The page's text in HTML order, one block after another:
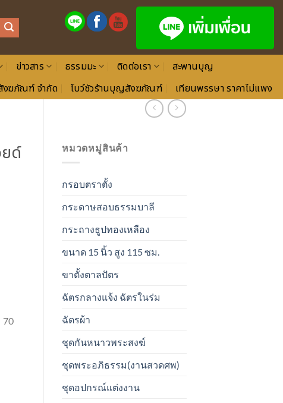
ข่าวสาร ธรรมมะ ติดต่อเรา
สะพานบุญ
งฆภัณฑ์ จำกัด โบว์ชัวร้านบุญสังฆภัณฑ์ เทียนพรรษา ราคาไม่แพง
หมวดหมู่สินค้า
กรอบตราตั้ง
กระดาษสอบธรรมบาลี
กระถางธูปทองเหลือง
ขนาด 15 นิ้ว สูง 115 ซม.
ขาตั้งตาลปัตร
ฉัตรกลางแจ้ง ฉัตรในร่ม
ฉัตรผ้า
ชุดกันหนาวพระสงฆ์
ชุดพระอภิธรรม(งานสวดศพ)
ชุดอปกรณ์แต่งงาน
ด์
70